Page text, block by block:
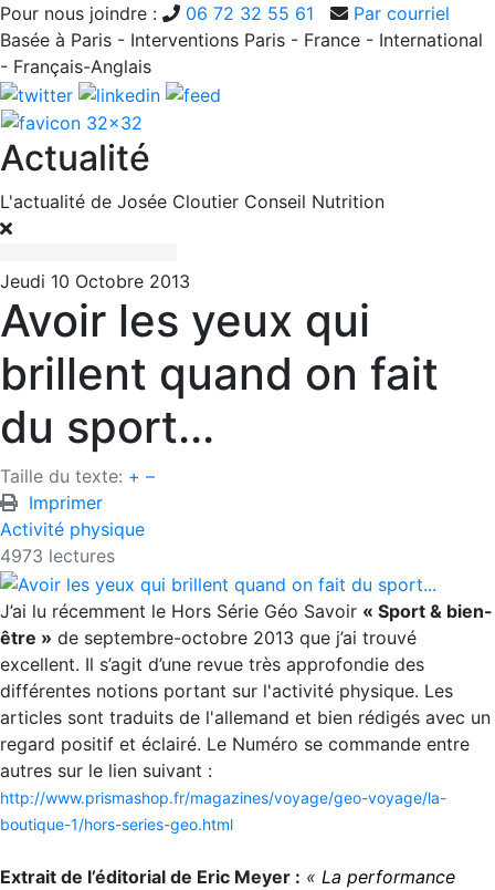
Pour nous joindre : 06 72 32 55 61
Par courriel
Basée à Paris - Interventions Paris - France - International
- Français-Anglais
Actualité
L'actualité de Josée Cloutier Conseil Nutrition
Jeudi 10 Octobre 2013
Avoir les yeux qui
brillent quand on fait
du sport...
Taille du texte: + –
Imprimer
Activité physique
4973 lectures
J’ai lu récemment le Hors Série Géo Savoir « Sport & bien-
être » de septembre-octobre 2013 que j’ai trouvé
excellent. Il s’agit d’une revue très approfondie des
différentes notions portant sur l'activité physique. Les
articles sont traduits de l'allemand et bien rédigés avec un
regard positif et éclairé. Le Numéro se commande entre
autres sur le lien suivant :
http://www.prismashop.fr/magazines/voyage/geo-voyage/la-
boutique-1/hors-series-geo.html
Extrait de l’éditorial de Eric Meyer : « La performance